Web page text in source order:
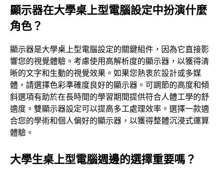
顯示器在大學桌上型電腦設定中扮演什麼
角色？
顯示器是大學桌上型電腦設定的關鍵組件，因為它直接影
響您的視覺體驗。考慮使用高解析度的顯示器，以獲得清
晰的文字和生動的視覺效果。如果您熱衷於設計或多媒
體，請選擇色彩準確度良好的顯示器。可調節的高度和傾
斜選項有助於在長時間的學習期間提供符合人體工學的舒
適度。雙顯示器設定可以提高多工處理效率。選擇一款適
合您的學術和個人偏好的顯示器，以獲得整體沉浸式運算
體驗。
大學生桌上型電腦週邊的選擇重要嗎？